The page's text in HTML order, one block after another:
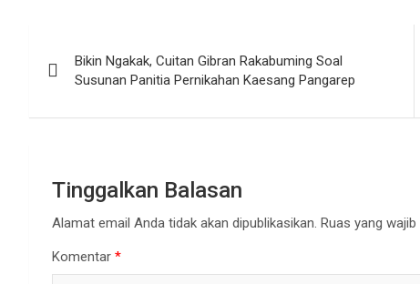
pos
Bikin Ngakak, Cuitan Gibran Rakabuming Soal
Susunan Panitia Pernikahan Kaesang Pangarep
Tinggalkan Balasan
Alamat email Anda tidak akan dipublikasikan. Ruas yang wajib
Komentar *